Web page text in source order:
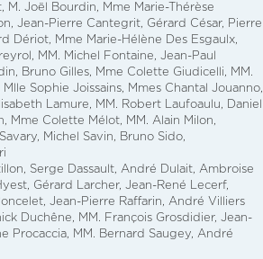
M. Joël Bourdin, Mme Marie-Thérèse
Jean-Pierre Cantegrit, Gérard César, Pierre
Dériot, Mme Marie-Hélène Des Esgaulx,
MM. Michel Fontaine, Jean-Paul
Bruno Gilles, Mme Colette Giudicelli, MM.
Sophie Joissains, Mmes Chantal Jouanno,
Lamure, MM. Robert Laufoaulu, Daniel
Mme Colette Mélot, MM. Alain Milon,
Michel Savin, Bruno Sido,
Serge Dassault, André Dulait, Ambroise
Gérard Larcher, Jean-René Lecerf,
Jean-Pierre Raffarin, André Villiers
Duchêne, MM. François Grosdidier, Jean-
Procaccia, MM. Bernard Saugey, André